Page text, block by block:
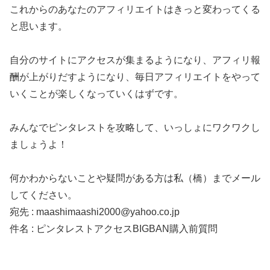
これからのあなたのアフィリエイトはきっと変わってくる
と思います。
自分のサイトにアクセスが集まるようになり、アフィリ報
酬が上がりだすようになり、毎日アフィリエイトをやって
いくことが楽しくなっていくはずです。
みんなでピンタレストを攻略して、いっしょにワクワクし
ましょうよ！
何かわからないことや疑問がある方は私（橋）までメール
してください。
宛先 : maashimaashi2000@yahoo.co.jp
件名 : ピンタレストアクセスBIGBAN購入前質問